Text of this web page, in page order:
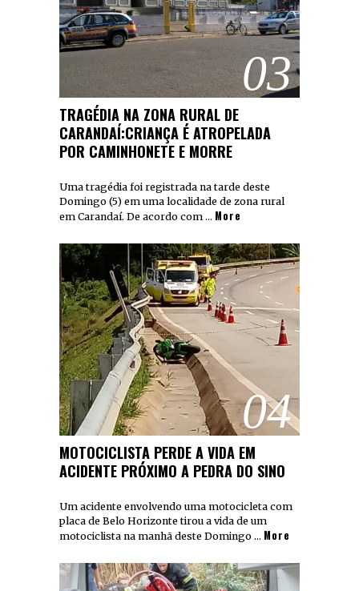
03
TRAGÉDIA NA ZONA RURAL DE
CARANDAÍ:CRIANÇA É ATROPELADA
POR CAMINHONETE E MORRE
Uma tragédia foi registrada na tarde deste
Domingo (5) em uma localidade de zona rural
em Carandaí. De acordo com … More
04
MOTOCICLISTA PERDE A VIDA EM
ACIDENTE PRÓXIMO A PEDRA DO SINO
Um acidente envolvendo uma motocicleta com
placa de Belo Horizonte tirou a vida de um
motociclista na manhã deste Domingo … More